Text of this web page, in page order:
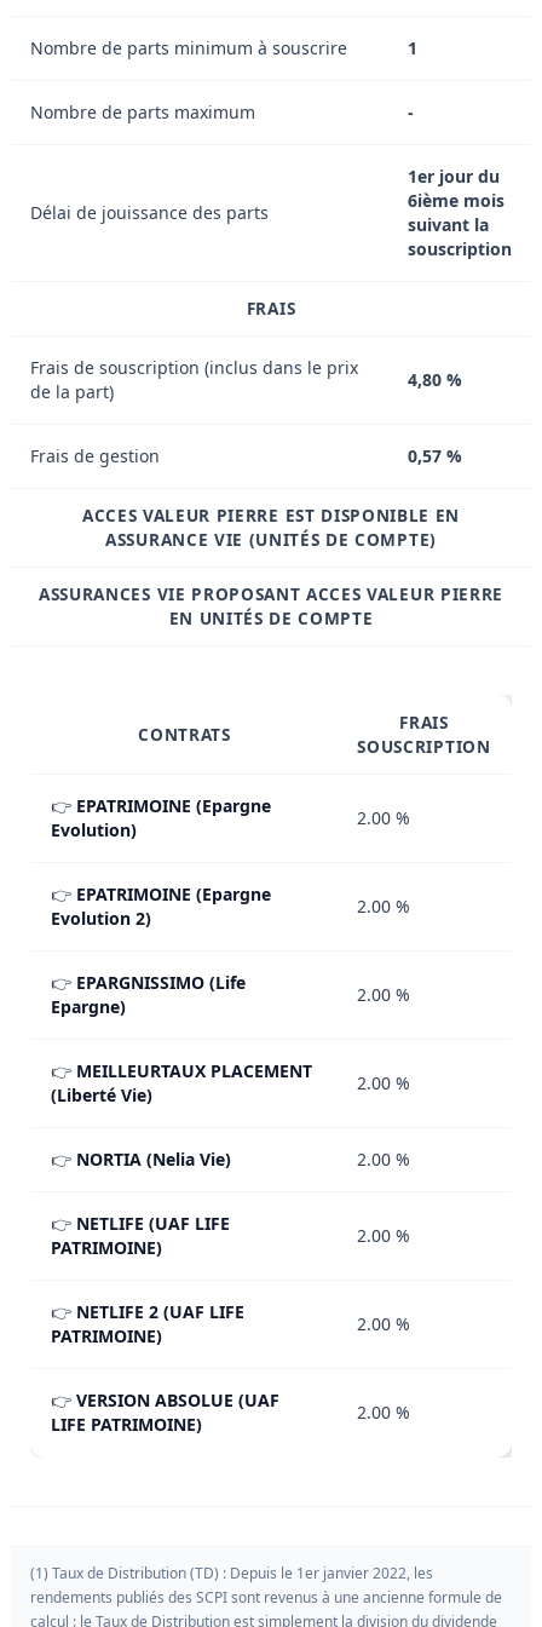
Nombre de parts minimum à souscrire 1
Nombre de parts maximum -
Délai de jouissance des parts
1er jour du
6ième mois
suivant la
souscription
FRAIS
Frais de souscription (inclus dans le prix
de la part)
4,80 %
Frais de gestion 0,57 %
ACCES VALEUR PIERRE EST DISPONIBLE EN
ASSURANCE VIE (UNITÉS DE COMPTE)
ASSURANCES VIE PROPOSANT ACCES VALEUR PIERRE
EN UNITÉS DE COMPTE
CONTRATS
FRAIS
SOUSCRIPTION
👉 EPATRIMOINE (Epargne
Evolution)
2.00 %
👉 EPATRIMOINE (Epargne
Evolution 2)
2.00 %
👉 EPARGNISSIMO (Life
Epargne)
2.00 %
👉 MEILLEURTAUX PLACEMENT
(Liberté Vie)
2.00 %
👉 NORTIA (Nelia Vie) 2.00 %
👉 NETLIFE (UAF LIFE
PATRIMOINE)
2.00 %
👉 NETLIFE 2 (UAF LIFE
PATRIMOINE)
2.00 %
👉 VERSION ABSOLUE (UAF
LIFE PATRIMOINE)
2.00 %
(1) Taux de Distribution (TD) : Depuis le 1er janvier 2022, les
rendements publiés des SCPI sont revenus à une ancienne formule de
calcul : le Taux de Distribution est simplement la division du dividende